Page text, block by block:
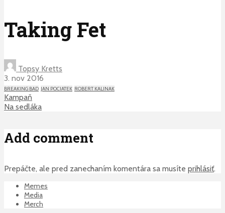
Taking Fet
Topsy Kretts
3. nov 2016
BREAKING BAD JAN POCIATEK ROBERT KALINAK
Kampaň
Na sedláka
Add comment
Prepáčte, ale pred zanechaním komentára sa musíte prihlásiť.
Memes
Media
Merch